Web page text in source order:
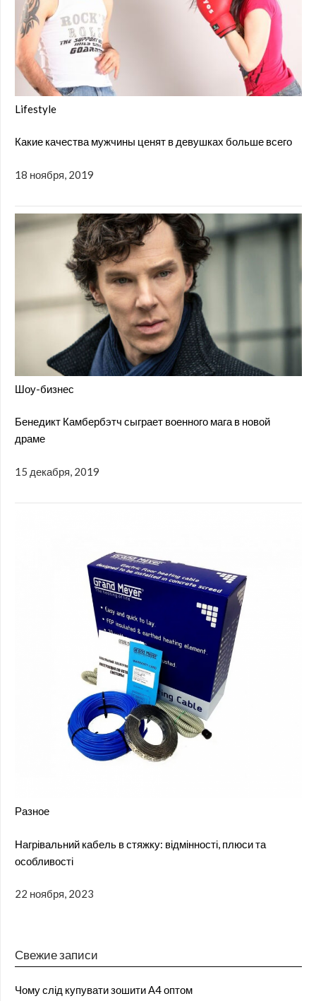
Lifestyle
Какие качества мужчины ценят в девушках больше всего
18 ноября, 2019
Шоу-бизнес
Бенедикт Камбербэтч сыграет военного мага в новой
драме
15 декабря, 2019
Разное
Нагрівальний кабель в стяжку: відмінності, плюси та
особливості
22 ноября, 2023
Свежие записи
Чому слід купувати зошити А4 оптом